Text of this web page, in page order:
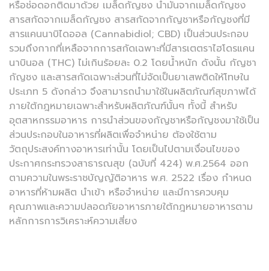
หรือช่อดอกติดมาด้วย เมล็ดกัญชง น้ำมันจากเมล็ดกัญชง
สารสกัดจากเมล็ดกัญชง สารสกัดจากกัญชาหรือกัญชงที่มี
สารแคนนาบิไดออล (Cannabidiol; CBD) เป็นส่วนประกอบ
รวมถึงกากที่เหลือจากการสกัดเฉพาะที่มีสารเตตราไฮโดรแคน
นาบินอล (THC) ไม่เกินร้อยละ 0.2 โดยน้ำหนัก ดังนั้น กัญชา
กัญชง และสารสกัดเฉพาะส่วนที่ไม่จัดเป็นยาเสพติดให้โทษใน
ประเภท 5 ดังกล่าว จึงสามารถนำมาใช้ในผลิตภัณฑ์สุขภาพได้
ภายใต้กฎหมายเฉพาะสำหรับผลิตภัณฑ์นั้นๆ ทั้งนี้ สำหรับ
อุตสาหกรรมอาหาร การนำส่วนของกัญชาหรือกัญชงมาใช้เป็น
ส่วนประกอบในอาหารที่ผลิตเพื่อจำหน่าย ต้องใช้ตาม
วัตถุประสงค์ทางอาหารเท่านั้น โดยเป็นไปตามเงื่อนไขของ
ประกาศกระทรวงสาธารณสุข (ฉบับที่ 424) พ.ศ.2564 ออก
ตามความในพระราชบัญญัติอาหาร พ.ศ. 2522 เรื่อง กำหนด
อาหารที่ห้ามผลิต นำเข้า หรือจำหน่าย และมีการควบคุม
คุณภาพและความปลอดภัยอาหารภายใต้กฎหมายอาหารตาม
หลักการการวิเคราะห์ความเสี่ยง